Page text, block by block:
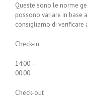
Queste sono le norme
possono variare in base
consigliamo di verificare
Check-in
14:00 –
00:00
Check-out